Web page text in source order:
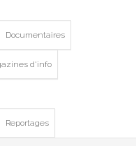
Documentaires
d'info
Reportages